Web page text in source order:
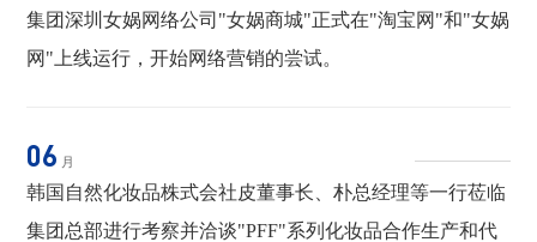
集团深圳女娲网络公司"女娲商城"正式在"淘宝网"和"女娲
网"上线运行，开始网络营销的尝试。
06 月
韩国自然化妆品株式会社皮董事长、朴总经理等一行莅临
集团总部进行考察并洽谈"PFF"系列化妆品合作生产和代